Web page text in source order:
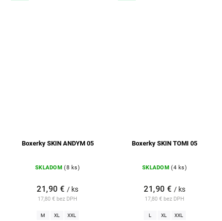
Boxerky SKIN ANDYM 05
SKLADOM (8 ks)
17,80 € bez DPH
21,90 € / ks
M XL XXL
Boxerky SKIN TOMI 05
SKLADOM (4 ks)
17,80 € bez DPH
21,90 € / ks
L XL XXL